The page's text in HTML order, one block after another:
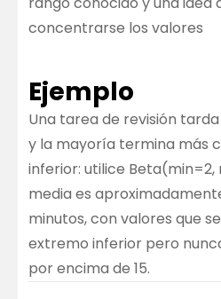
concentrarse los valores
Ejemplo
Una tarea de revisión
y la mayoría termina más
inferior: utilice Beta(min=2,
media es
minutos, con valores que
extremo inferior pero
por encima de 15.